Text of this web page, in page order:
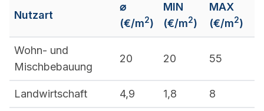
Nutzart
⌀
(€/m2)
MIN
(€/m2)
MAX
(€/m2)
Wohn- und
Mischbebauung
20 20 55
Landwirtschaft 4,9 1,8 8